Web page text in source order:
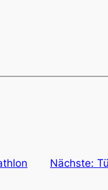
Nächste: